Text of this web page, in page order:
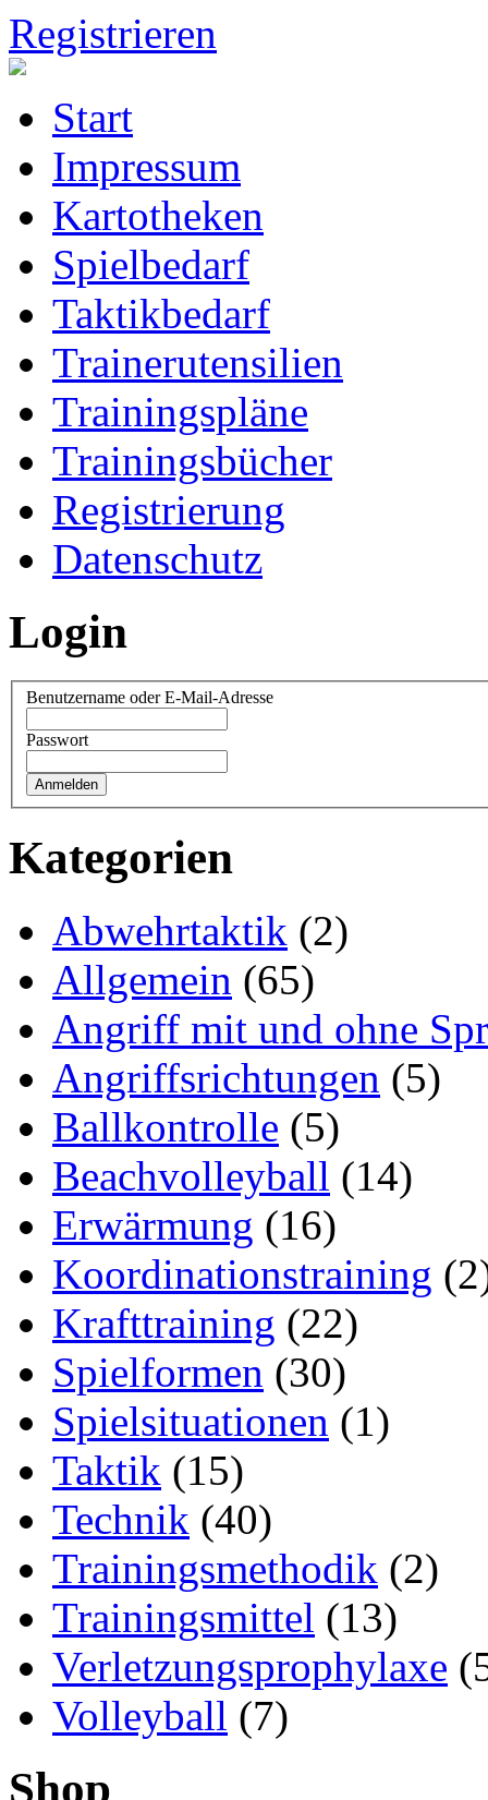
Registrieren
Start
Impressum
Kartotheken
Spielbedarf
Taktikbedarf
Trainerutensilien
Trainingspläne
Trainingsbücher
Registrierung
Datenschutz
Login
Benutzername oder E-Mail-Adresse
Passwort
Kategorien
Abwehrtaktik (2)
Allgemein (65)
Angriff mit und ohne
Angriffsrichtungen (5)
Ballkontrolle (5)
Beachvolleyball (14)
Erwärmung (16)
Koordinationstraining
Krafttraining (22)
Spielformen (30)
Spielsituationen (1)
Taktik (15)
Technik (40)
Trainingsmethodik (2)
Trainingsmittel (13)
Verletzungsprophylaxe
Volleyball (7)
Shop